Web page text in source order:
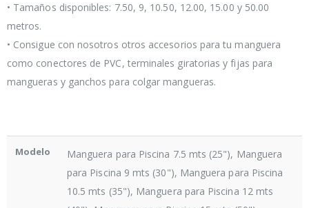
• Tamaños disponibles: 7.50, 9, 10.50, 12.00, 15.00 y 50.00
metros.
• Consigue con nosotros otros accesorios para tu manguera
como conectores de PVC, terminales giratorias y fijas para
mangueras y ganchos para colgar mangueras.
Modelo
Manguera para Piscina 7.5 mts (25"), Manguera
para Piscina 9 mts (30"), Manguera para Piscina
10.5 mts (35"), Manguera para Piscina 12 mts